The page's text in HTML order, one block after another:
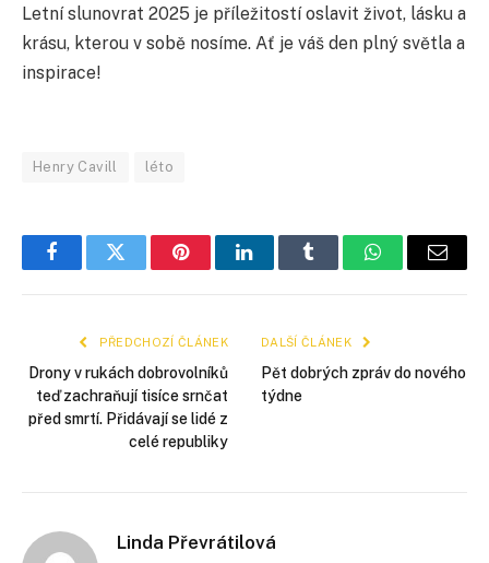
Letní slunovrat 2025 je příležitostí oslavit život, lásku a
krásu, kterou v sobě nosíme. Ať je váš den plný světla a
inspirace!
Henry Cavill léto
FacebookTwitter PinterestLinkedInTumblr WhatsApp
E-
PŘEDCHOZÍ ČLÁNEK
Drony v rukách dobrovolníků
teď zachraňují tisíce srnčat
před smrtí. Přidávají se lidé z
celé republiky
DALŠÍ ČLÁNEK
Pět dobrých zpráv do nového
týdne
Linda Převrátilová